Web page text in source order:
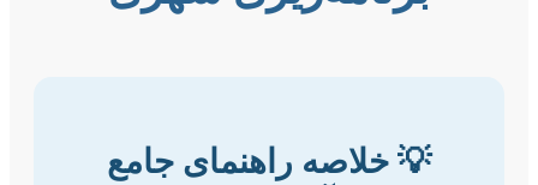
💡 خلاصه راهنمای جامع